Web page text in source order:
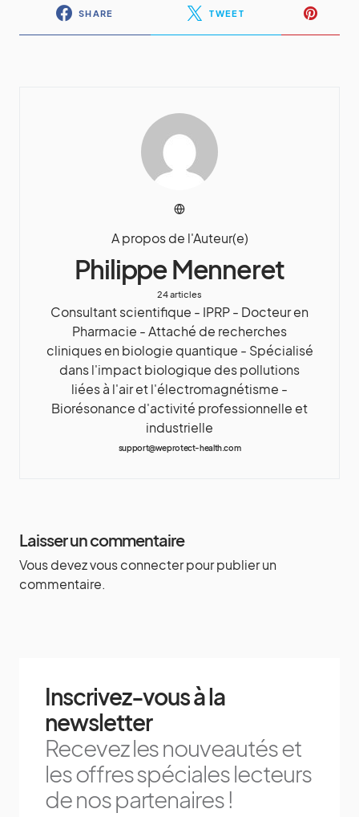
SHARE TWEET
A propos de l'Auteur(e)
Philippe Menneret
24 articles
Consultant scientifique - IPRP - Docteur en
Pharmacie - Attaché de recherches
cliniques en biologie quantique - Spécialisé
dans l'impact biologique des pollutions
liées à l'air et l'électromagnétisme -
Biorésonance d'activité professionnelle et
industrielle
support@weprotect-health.com
Laisser un commentaire
Vous devezvous connecterpour publier un
commentaire.
Inscrivez-vous à la
newsletter
Recevez les nouveautés et
les offres spéciales lecteurs
de nos partenaires !